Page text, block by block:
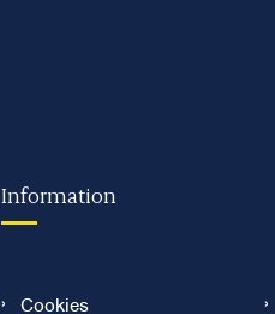
Information
Cookies